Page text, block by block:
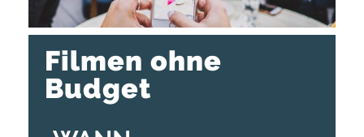
Filmen ohne
Budget